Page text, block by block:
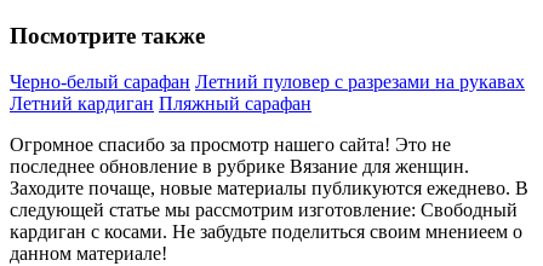
Посмотрите также
Черно-белый сарафан Летний пуловер с разрезами на рукавах
Летний кардиган Пляжный сарафан
Огромное спасибо за просмотр нашего сайта! Это не
последнее обновление в рубрике Вязание для женщин.
Заходите почаще, новые материалы публикуются ежеднево. В
следующей статье мы рассмотрим изготовление: Свободный
кардиган с косами. Не забудьте поделиться своим мнениеем о
данном материале!